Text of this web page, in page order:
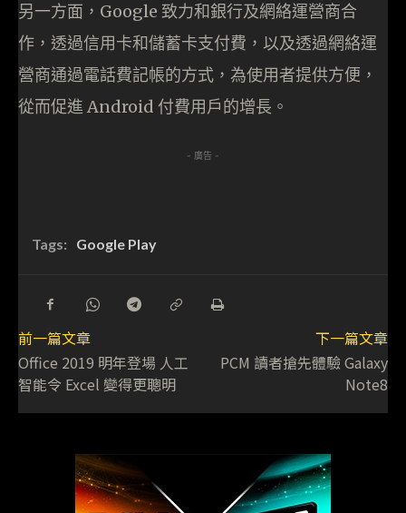
另一方面，Google 致力和銀行及網絡運營商合
作，透過信用卡和儲蓄卡支付費，以及透過網絡運
營商通過電話費記帳的方式，為使用者提供方便，
從而促進 Android 付費用戶的增長。
- 廣告 -
Tags: Google Play
前一篇文章
Office 2019 明年登場 人工
智能令 Excel 變得更聰明
下一篇文章
PCM 讀者搶先體驗 Galaxy
Note8